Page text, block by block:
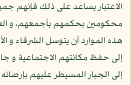
الاعتبار يساعد على ذلك فإنهم
محكومين بحكمهم بأجمعهم، و
هذه الموارد أن يتوسل الشرفاء و
إلى حفظ مكانتهم الاجتماعية و
إلى الجبار المسيطر عليهم